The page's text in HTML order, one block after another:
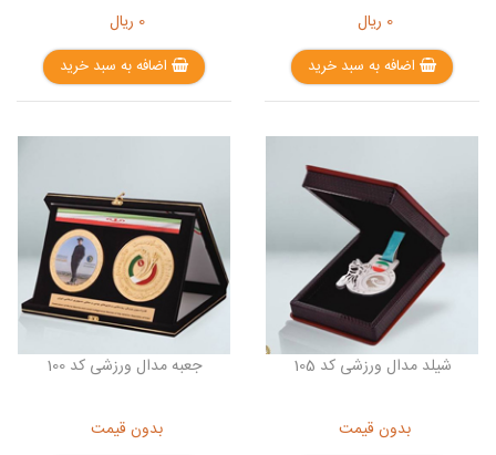
0 ریال
اضافه به سبد خرید
0 ریال
اضافه به سبد خرید
شیلد مدال ورزشی کد 105
بدون قیمت
جعبه مدال ورزشی کد 100
بدون قیمت